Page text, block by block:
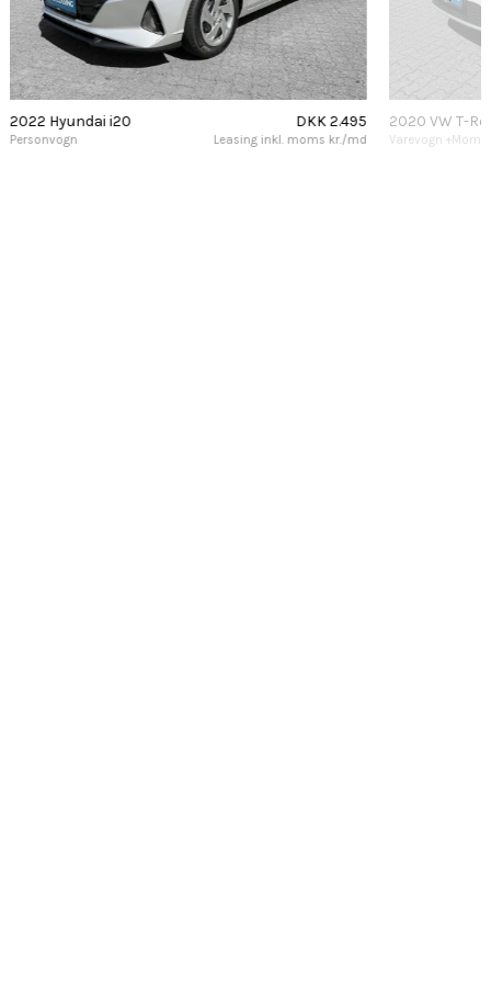
2022 Hyundai i20
Personvogn
DKK 2.495
Leasing inkl. moms kr./md
2020 VW T-
Varevogn +Moms